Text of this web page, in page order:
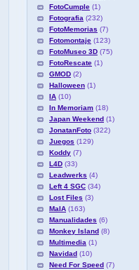
FotoCumple (1)
Fotografia (232)
FotoMemorias (7)
Fotomontaje (123)
FotoMuseo 3D (75)
FotoRescate (1)
GMOD (2)
Halloween (1)
IA (10)
In Memoriam (18)
Japan Weekend (1)
JonatanFoto (322)
Juegos (129)
Koddy (7)
L4D (33)
Leadwerks (4)
Left 4 SGC (34)
Lost Files (3)
MaIA (163)
Manualidades (6)
Monkey Island (8)
Multimedia (1)
Navidad (10)
Need For Speed (7)